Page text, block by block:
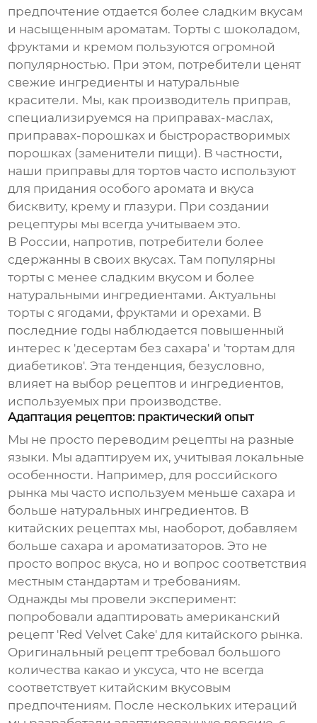
предпочтение отдается более сладким вкусам
и насыщенным ароматам. Торты с шоколадом,
фруктами и кремом пользуются огромной
популярностью. При этом, потребители ценят
свежие ингредиенты и натуральные
красители. Мы, как производитель приправ,
специализируемся на приправах-маслах,
приправах-порошках и быстрорастворимых
порошках (заменители пищи). В частности,
наши приправы для тортов часто используют
для придания особого аромата и вкуса
бисквиту, крему и глазури. При создании
рецептуры мы всегда учитываем это.
В России, напротив, потребители более
сдержанны в своих вкусах. Там популярны
торты с менее сладким вкусом и более
натуральными ингредиентами. Актуальны
торты с ягодами, фруктами и орехами. В
последние годы наблюдается повышенный
интерес к 'десертам без сахара' и 'тортам для
диабетиков'. Эта тенденция, безусловно,
влияет на выбор рецептов и ингредиентов,
используемых при производстве.
Адаптация рецептов: практический опыт
Мы не просто переводим рецепты на разные
языки. Мы адаптируем их, учитывая локальные
особенности. Например, для российского
рынка мы часто используем меньше сахара и
больше натуральных ингредиентов. В
китайских рецептах мы, наоборот, добавляем
больше сахара и ароматизаторов. Это не
просто вопрос вкуса, но и вопрос соответствия
местным стандартам и требованиям.
Однажды мы провели эксперимент:
попробовали адаптировать американский
рецепт 'Red Velvet Cake' для китайского рынка.
Оригинальный рецепт требовал большого
количества какао и уксуса, что не всегда
соответствует китайским вкусовым
предпочтениям. После нескольких итераций